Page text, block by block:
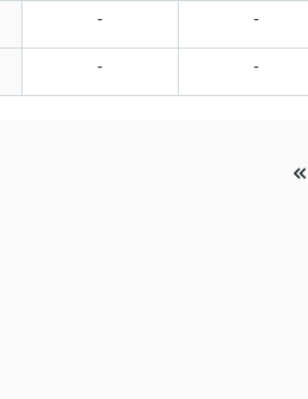
- -
- -